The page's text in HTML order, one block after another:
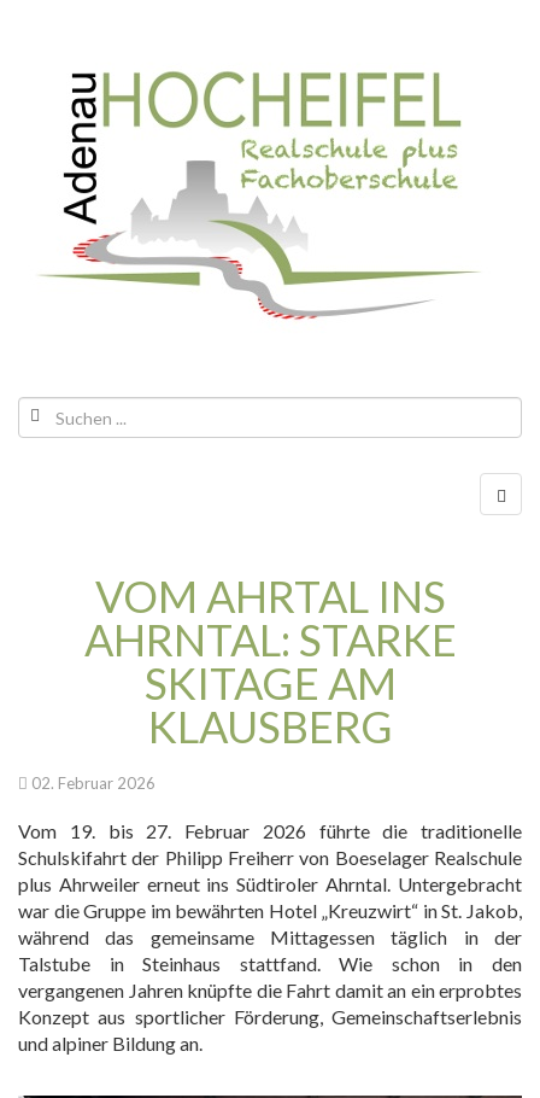
VOM AHRTAL INS
AHRNTAL: STARKE
SKITAGE AM
KLAUSBERG
02. Februar 2026
Vom 19. bis 27. Februar 2026 führte die traditionelle
Schulskifahrt der Philipp Freiherr von Boeselager Realschule
plus Ahrweiler erneut ins Südtiroler Ahrntal. Untergebracht
war die Gruppe im bewährten Hotel „Kreuzwirt“ in St. Jakob,
während das gemeinsame Mittagessen täglich in der
Talstube in Steinhaus stattfand. Wie schon in den
vergangenen Jahren knüpfte die Fahrt damit an ein erprobtes
Konzept aus sportlicher Förderung, Gemeinschaftserlebnis
und alpiner Bildung an.